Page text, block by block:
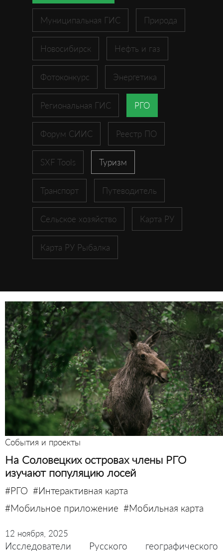
Муниципальная ГИС Природа
Новосибирск Нефть и газ
Фотоконкурс Энергетика
Региональная ГИС РГО
Форум СИИС Реестр ПО
SXF Tools Туризм
Транспорт Путеводитель
Сельское хозяйство Карта РУ
Карта РУ Рыбалка
События и проекты
На Соловецких островах члены РГО
изучают популяцию лосей
#РГО #Интерактивная карта
#Мобильное приложение #Мобильная карта
12 ноября, 2025
Исследователи Русского географического